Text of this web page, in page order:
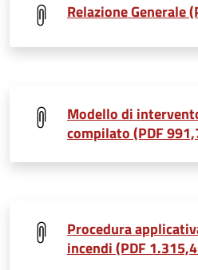
Relazione Generale
Modello di
compilato (PDF
Procedura
incendi (PDF